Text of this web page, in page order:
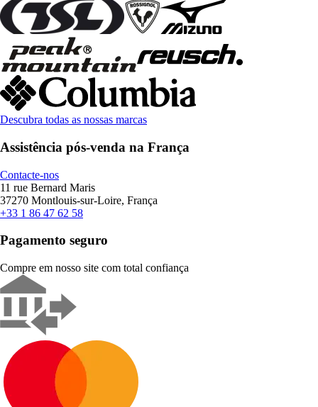
Descubra todas as nossas marcas
Assistência pós-venda na França
Contacte-nos
11 rue Bernard Maris
37270 Montlouis-sur-Loire, França
+33 1 86 47 62 58
Pagamento seguro
Compre em nosso site com total confiança